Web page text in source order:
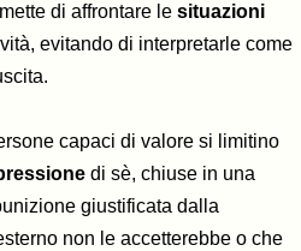
di affrontare lesituazioni
evitando di interpretarle come
capaci di valore si limitino
di sè, chiuse in una
giustificata dalla
non le accetterebbe o che